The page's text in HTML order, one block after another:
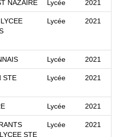
NAZAIRE Lycée 2021
Lycée 2021
Lycée 2021
STE
Lycée 2021
Lycée 2021
STE
Lycée 2021